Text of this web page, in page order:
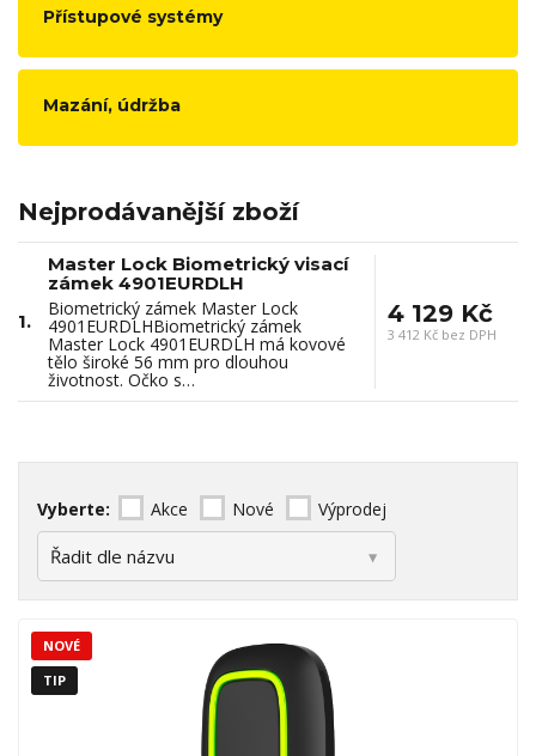
Přístupové systémy
Mazání, údržba
Nejprodávanější zboží
1.
Master Lock Biometrický visací
zámek 4901EURDLH
Biometrický zámek Master Lock
4901EURDLHBiometrický zámek
Master Lock 4901EURDLH má kovové
tělo široké 56 mm pro dlouhou
životnost. Očko s…
4 129 Kč
3 412 Kč bez DPH
Vyberte: Akce Nové Výprodej
NOVÉ
TIP